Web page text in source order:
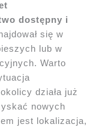
dostępny i
się w
lub w
Warto
działa już
nowych
jest lokalizacja,